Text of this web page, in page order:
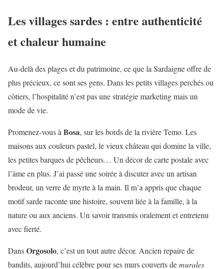
Les villages sardes : entre authenticité
et chaleur humaine
Au-delà des plages et du patrimoine, ce que la Sardaigne offre de
plus précieux, ce sont ses gens. Dans les petits villages perchés ou
côtiers, l’hospitalité n’est pas une stratégie marketing mais un
mode de vie.
Promenez-vous à Bosa, sur les bords de la rivière Temo. Les
maisons aux couleurs pastel, le vieux château qui domine la ville,
les petites barques de pêcheurs… Un décor de carte postale avec
l’âme en plus. J’ai passé une soirée à discuter avec un artisan
brodeur, un verre de myrte à la main. Il m’a appris que chaque
motif sarde raconte une histoire, souvent liée à la famille, à la
nature ou aux anciens. Un savoir transmis oralement et entretenu
avec fierté.
DansOrgosolo, c’est un tout autre décor. Ancien repaire de
bandits, aujourd’hui célèbre pour ses murs couverts demurales